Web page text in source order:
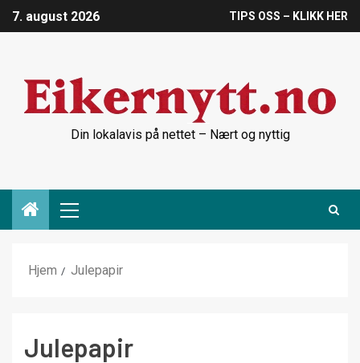
7. august 2026 TIPS OSS – KLIKK HER
Din lokalavis på nettet – Nært og nyttig
Hjem Julepapir
Julepapir